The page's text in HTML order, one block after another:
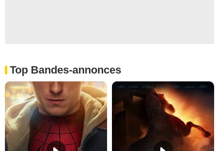
Top Bandes-annonces